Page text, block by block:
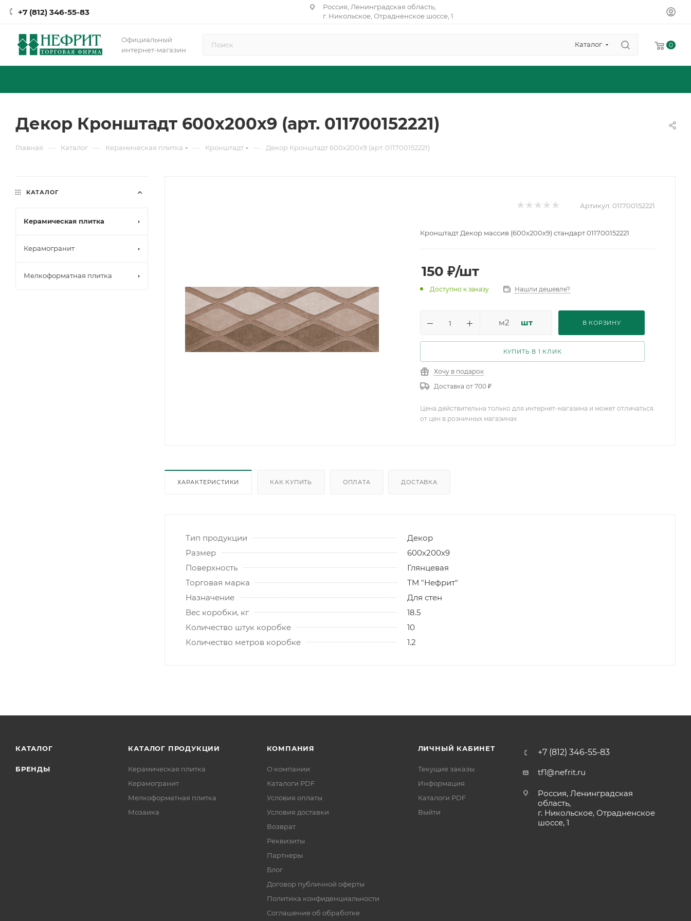
+7 (812) 346-55-83
Россия, Ленинградская область,
г. Никольское, Отрадненское шоссе, 1
Официальный
интернет-магазин
Каталог 0
Декор Кронштадт 600х200х9 (арт. 011700152221)
Главная — Каталог — Керамическая плитка — Кронштадт — Декор Кронштадт 600х200х9 (арт. 011700152221)
Артикул: 011700152221
Кронштадт Декор массив (600х200х9) стандарт 011700152221
150 ₽/шт
Доступно к заказу Нашли дешевле?
м2 шт В КОРЗИНУ
КУПИТЬ В 1 КЛИК
Хочу в подарок
Доставка от 700 ₽
Цена действительна только для интернет-магазина и может отличаться
от цен в розничных магазинах
ХАРАКТЕРИСТИКИ КАК КУПИТЬ ОПЛАТА ДОСТАВКА
Тип продукции
Декор
Размер
600х200х9
Поверхность
Глянцевая
Торговая марка
ТМ "Нефрит"
Назначение
Для стен
Вес коробки, кг
18.5
Количество штук коробке
10
Количество метров коробке
1.2
КАТАЛОГ
Керамическая плитка
Керамогранит
Мелкоформатная плитка
КАТАЛОГ
БРЕНДЫ
КАТАЛОГ ПРОДУКЦИИ
Керамическая плитка
Керамогранит
Мелкоформатная плитка
Мозаика
КОМПАНИЯ
О компании
Каталоги PDF
Условия оплаты
Условия доставки
Возврат
Реквизиты
Партнеры
Блог
Договор публичной оферты
Политика конфиденциальности
Соглашение об обработке
ЛИЧНЫЙ КАБИНЕТ
Текущие заказы
Информация
Каталоги PDF
Выйти
+7 (812) 346-55-83
tf1@nefrit.ru
Россия, Ленинградская
область,
г. Никольское, Отрадненское
шоссе, 1